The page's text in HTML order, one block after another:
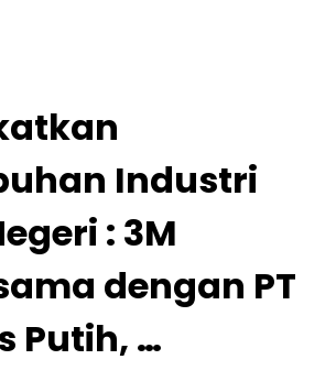
Industri
: 3M
dengan PT
Putih, …